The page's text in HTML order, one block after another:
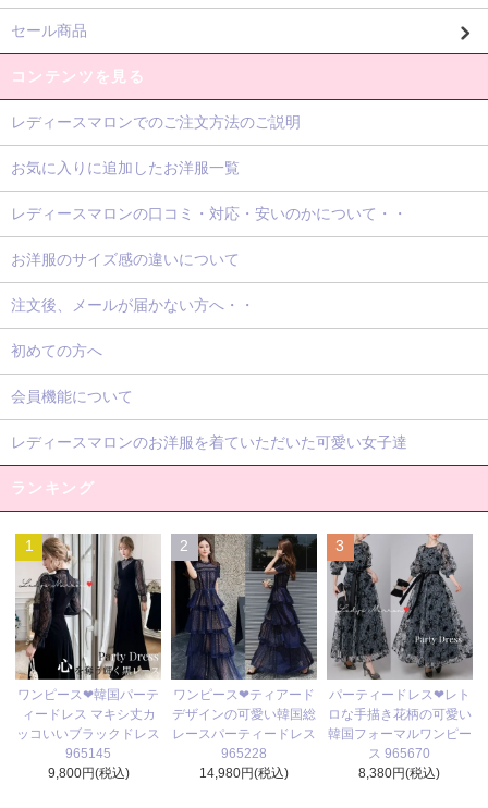
セール商品
コンテンツを見る
レディースマロンでのご注文方法のご説明
お気に入りに追加したお洋服一覧
レディースマロンの口コミ・対応・安いのかについて・・
お洋服のサイズ感の違いについて
注文後、メールが届かない方へ・・
初めての方へ
会員機能について
レディースマロンのお洋服を着ていただいた可愛い女子達
ランキング
1
ワンピース❤韓国パーテ
ィードレス マキシ丈カ
ッコいいブラックドレス
965145
9,800円(税込)
2
ワンピース❤ティアード
デザインの可愛い韓国総
レースパーティードレス
965228
14,980円(税込)
3
パーティードレス❤レト
ロな手描き花柄の可愛い
韓国フォーマルワンピー
ス 965670
8,380円(税込)